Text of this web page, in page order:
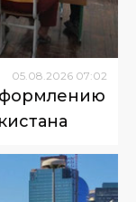
05.08.2026 07:02